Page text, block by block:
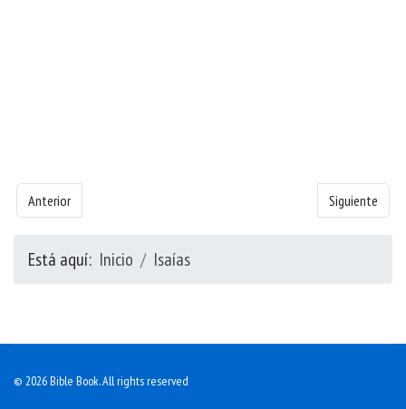
Artículo anterior: Libro de Isaías - Capítulo 37
Anterior Artículo
Siguiente
Está aquí: Inicio Isaías
© 2026 Bible Book. All rights reserved